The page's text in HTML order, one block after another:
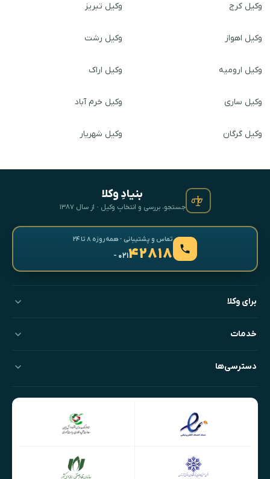
وکیل کرج وکیل تبریز
وکیل اهواز وکیل رشت
وکیل ارومیه وکیل اراک
وکیل ساری وکیل خرم آباد
وکیل گرگان وکیل شهریار
بنیادِ وکلا
جستجو، بررسی و انتخابِ وکیل · از سال ۱۳۸۷
تماس و پشتیبانی · همه‌روزه ۸ تا ۲۴
۴۲۸۱۸- ۰۲۱
برای وکلا
خدمات
دسترسی‌ها